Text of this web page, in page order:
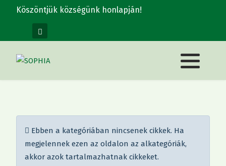
Köszöntjük községünk honlapján!
Információ
Ebben a kategóriában nincsenek cikkek. Ha
megjelennek ezen az oldalon az alkategóriák,
akkor azok tartalmazhatnak cikkeket.